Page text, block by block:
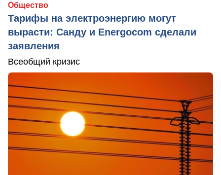
Общество
Тарифы на электроэнергию могут
вырасти: Санду и Energocom сделали
заявления
Всеобщий кризис